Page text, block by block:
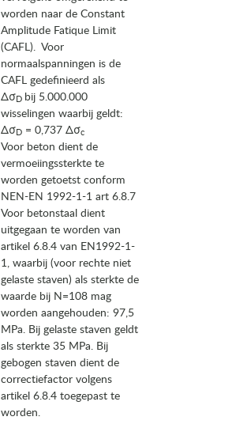
worden naar de Constant
Amplitude Fatique Limit
(CAFL). Voor
normaalspanningen is de
CAFL gedefinieerd als
Δσ D bij 5.000.000
wisselingen waarbij geldt:
Δσ D = 0,737 Δσc
Voor beton dient de
vermoeiingssterkte te
worden getoetst conform
NEN-EN 1992-1-1 art 6.8.7
Voor betonstaal dient
uitgegaan te worden van
artikel 6.8.4 van EN1992-1-
1, waarbij (voor rechte niet
gelaste staven) als sterkte de
waarde bij N=108 mag
worden aangehouden: 97,5
MPa. Bij gelaste staven geldt
als sterkte 35 MPa. Bij
gebogen staven dient de
correctiefactor volgens
artikel 6.8.4 toegepast te
worden.